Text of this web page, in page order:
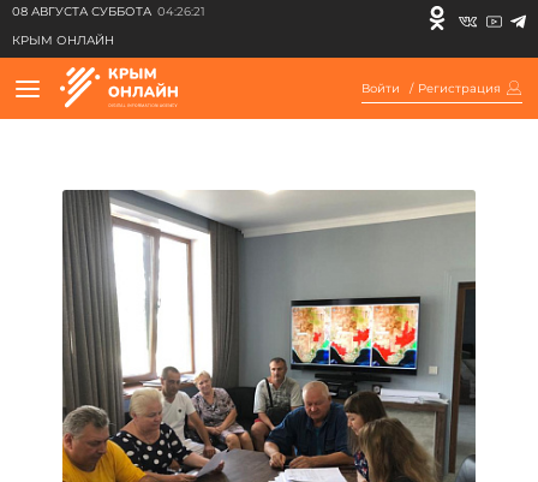
08 АВГУСТА СУББОТА 04:26:21
КРЫМ ОНЛАЙН
Войти / Регистрация